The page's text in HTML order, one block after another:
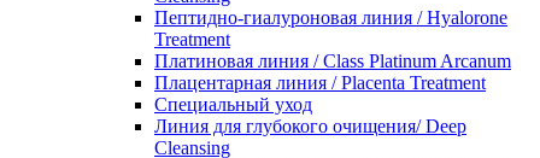
Пептидно-гиалуроновая линия / Hyalorone
Treatment
Платиновая линия / Class Platinum Arcanum
Плацентарная линия / Placenta Treatment
Специальный уход
Линия для глубокого очищения/ Deep
Cleansing